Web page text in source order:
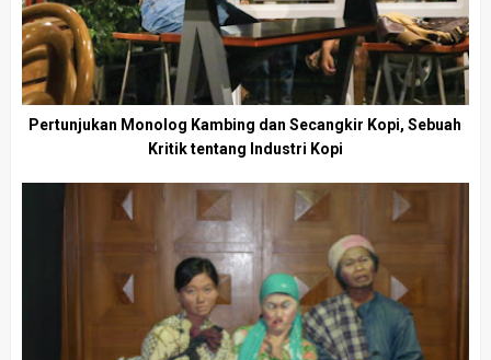
Pertunjukan Monolog Kambing dan Secangkir Kopi, Sebuah
Kritik tentang Industri Kopi